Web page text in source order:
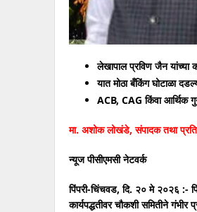
लेखापाल प्रविण जैन यांच्या
यात मोठा बँकिंगघोटाळा
ACB, CAG किंवा आर्थिक
मा. अशोक लोखंडे, संपादक तथा
न्यूज पीसीएमसी नेटवर्क
पिंपरी-चिंचवड, दि. २० मे २०२६ :-
कार्यपद्धतीवर चौकशी समितीने